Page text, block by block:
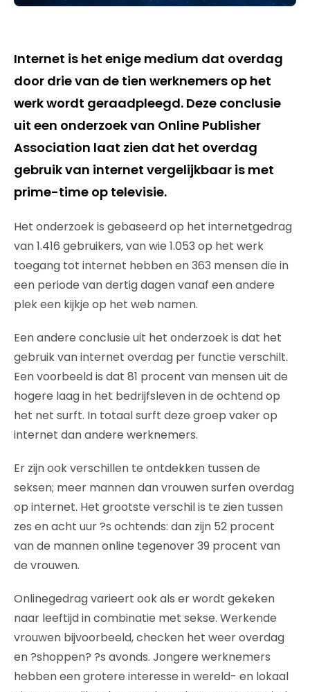
Internet is het enige medium dat overdag
door drie van de tien werknemers op het
werk wordt geraadpleegd. Deze conclusie
uit een onderzoek van Online Publisher
Association laat zien dat het overdag
gebruik van internet vergelijkbaar is met
prime-time op televisie.
Het onderzoek is gebaseerd op het internetgedrag
van 1.416 gebruikers, van wie 1.053 op het werk
toegang tot internet hebben en 363 mensen die in
een periode van dertig dagen vanaf een andere
plek een kijkje op het web namen.
Een andere conclusie uit het onderzoek is dat het
gebruik van internet overdag per functie verschilt.
Een voorbeeld is dat 81 procent van mensen uit de
hogere laag in het bedrijfsleven in de ochtend op
het net surft. In totaal surft deze groep vaker op
internet dan andere werknemers.
Er zijn ook verschillen te ontdekken tussen de
seksen; meer mannen dan vrouwen surfen overdag
op internet. Het grootste verschil is te zien tussen
zes en acht uur ?s ochtends: dan zijn 52 procent
van de mannen online tegenover 39 procent van
de vrouwen.
Onlinegedrag varieert ook als er wordt gekeken
naar leeftijd in combinatie met sekse. Werkende
vrouwen bijvoorbeeld, checken het weer overdag
en ?shoppen? ?s avonds. Jongere werknemers
hebben een grotere interesse in wereld- en lokaal